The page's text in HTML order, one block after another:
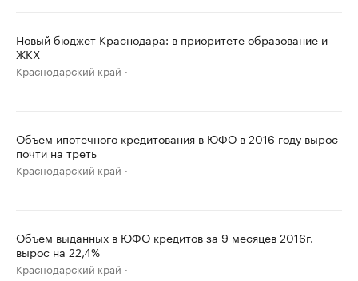
Новый бюджет Краснодара: в приоритете образование и
ЖКХ
Краснодарский край
Объем ипотечного кредитования в ЮФО в 2016 году вырос
почти на треть
Краснодарский край
Объем выданных в ЮФО кредитов за 9 месяцев 2016г.
вырос на 22,4%
Краснодарский край